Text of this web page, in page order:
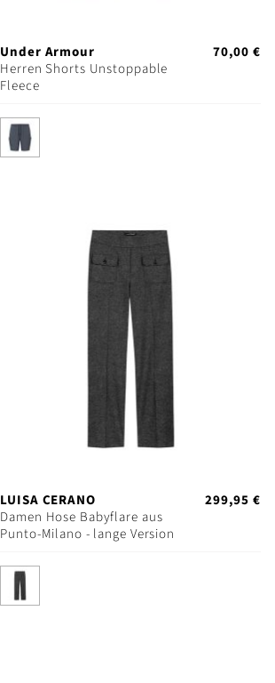
Under Armour
Herren Shorts Unstoppable
Fleece
70,00 €
LUISA CERANO
Damen Hose Babyflare aus
Punto-Milano - lange Version
299,95 €